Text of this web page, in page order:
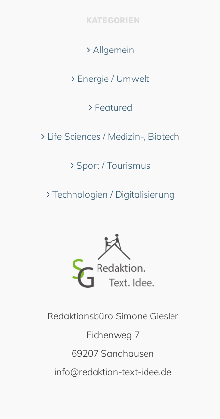
KATEGORIEN
Allgemein
Energie / Umwelt
Featured
Life Sciences / Medizin-, Biotech
Sport / Tourismus
Technologien / Digitalisierung
Redaktionsbüro Simone Giesler
Eichenweg 7
69207 Sandhausen
info@redaktion-text-idee.de